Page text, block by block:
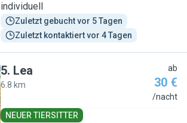
individuell
Zuletzt gebucht vor 5 Tagen
Zuletzt kontaktiert vor 4 Tagen
5. Lea
6.8 km
ab
30 €
/nacht
NEUER TIERSITTER